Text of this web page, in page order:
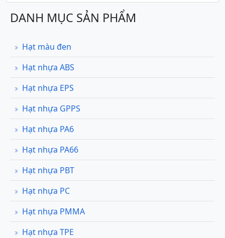
DANH MỤC SẢN PHẨM
Hạt màu đen
Hạt nhựa ABS
Hạt nhựa EPS
Hạt nhựa GPPS
Hạt nhựa PA6
Hạt nhựa PA66
Hạt nhựa PBT
Hạt nhựa PC
Hạt nhựa PMMA
Hạt nhựa TPE